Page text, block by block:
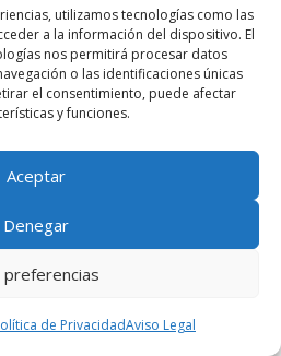
utilizamos tecnologías como las
a la información del dispositivo. El
nos permitirá procesar datos
o las identificaciones únicas
el consentimiento, puede afectar
y funciones.
Aceptar
Denegar
preferencias
de PrivacidadAviso Legal
el año anterior. Este
entre las tres regiones:
La plantilla en Alemania
131.652 empleados. En
diferencia de -100
los ingresos por ventas